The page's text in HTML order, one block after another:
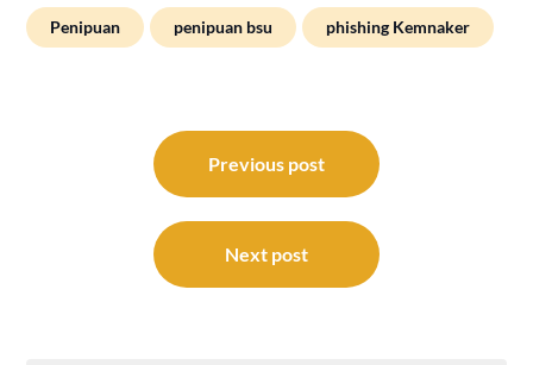
Penipuan penipuan bsu phishing Kemnaker
navigation
Previous post
Next post